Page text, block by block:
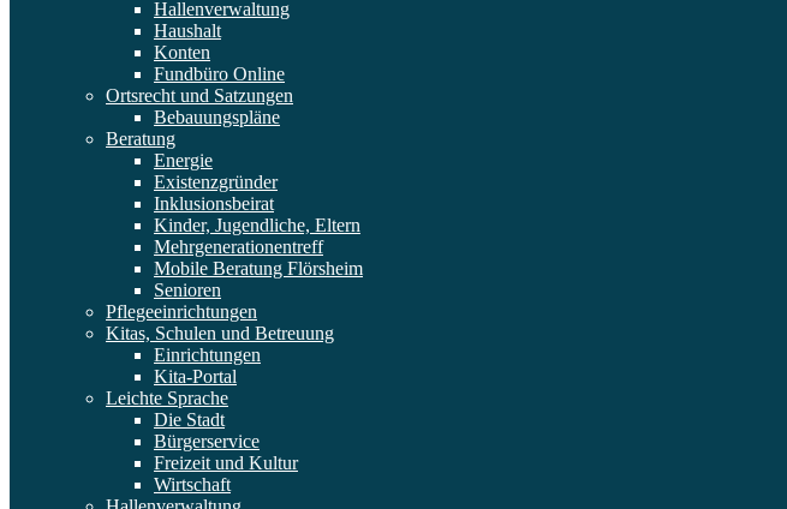
Hallenverwaltung
Haushalt
Konten
Fundbüro Online
Ortsrecht und Satzungen
Bebauungspläne
Beratung
Energie
Existenzgründer
Inklusionsbeirat
Kinder, Jugendliche, Eltern
Mehrgenerationentreff
Mobile Beratung Flörsheim
Senioren
Pflegeeinrichtungen
Kitas, Schulen und Betreuung
Einrichtungen
Kita-Portal
Leichte Sprache
Die Stadt
Bürgerservice
Freizeit und Kultur
Wirtschaft